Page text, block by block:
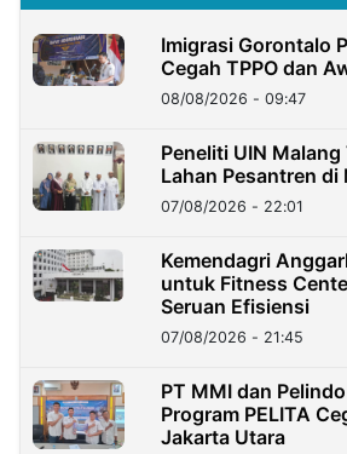
Imigrasi Gorontalo
Cegah TPPO dan
08/08/2026 - 09:47
Peneliti UIN
Lahan Pesantren di
07/08/2026 - 22:01
Kemendagri
untuk Fitness
Seruan Efisiensi
07/08/2026 - 21:45
PT MMI dan
Program PELITA
Jakarta Utara